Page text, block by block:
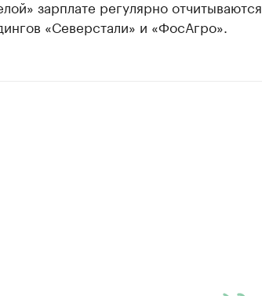
зарплате регулярно отчитываются
«Северстали» и «ФосАгро».